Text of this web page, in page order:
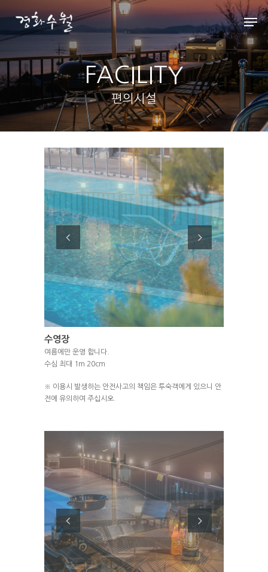
Hit enter to search or ESC to close
FACILITY
편의시설
수영장
여름에만 운영 합니다.
수심 최대 1m 20cm
※ 이용시 발생하는 안전사고의 책임은 투숙객에게 있으니 안
전에 유의하여 주십시오.